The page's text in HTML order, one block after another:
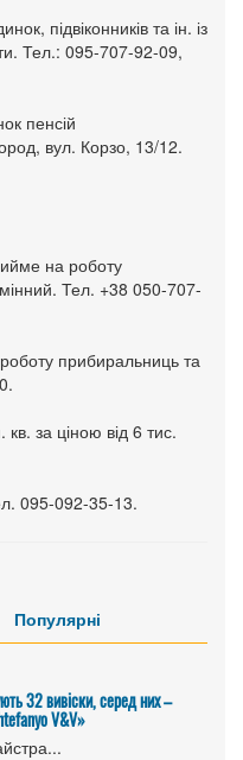
підвіконників та ін. із
Тел.: 095-707-92-09,
пенсій
вул. Корзо, 13/12.
на роботу
Тел. +38 050-707-
прибиральниць та
за ціною від 6 тис.
095-092-35-13.
Популярні
32 вивіски, серед них –
V&V»